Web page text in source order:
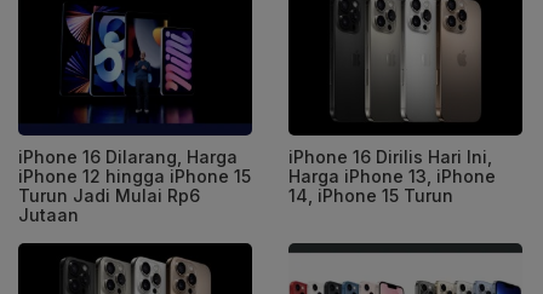
iPhone 16 Dilarang, Harga
iPhone 12 hingga iPhone 15
Turun Jadi Mulai Rp6
Jutaan
iPhone 16 Dirilis Hari Ini,
Harga iPhone 13, iPhone
14, iPhone 15 Turun